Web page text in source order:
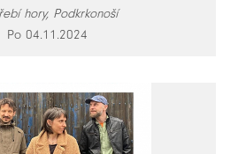
hory, Podkrkonoší
Po 04.11.2024